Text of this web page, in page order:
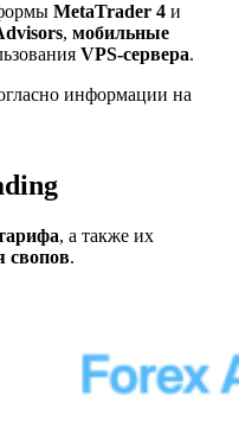
MetaTrader 4 и
, мобильные
VPS-сервера.
информации на
, а также их
свопов.